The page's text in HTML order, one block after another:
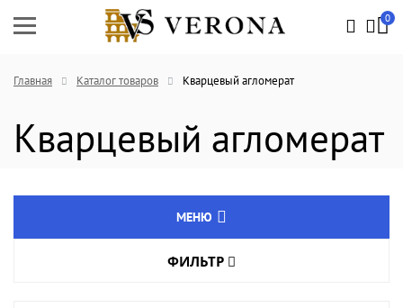
0
Главная Каталог товаров Кварцевый агломерат
Кварцевый агломерат
МЕНЮ
ФИЛЬТР